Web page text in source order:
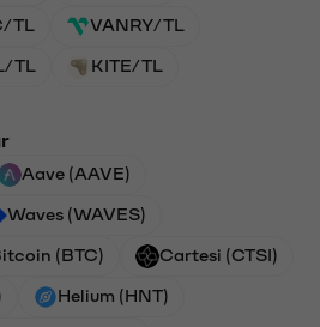
TL VANRY/TL
TL KITE/TL
Aave (AAVE)
Waves (WAVES)
(BTC) Cartesi (CTSI)
Helium (HNT)